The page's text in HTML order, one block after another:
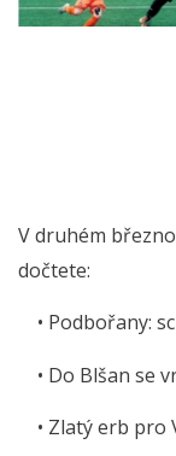
V druhém
dočtete:
• Podbořany:
• Do Blšan se
• Zlatý erb pro